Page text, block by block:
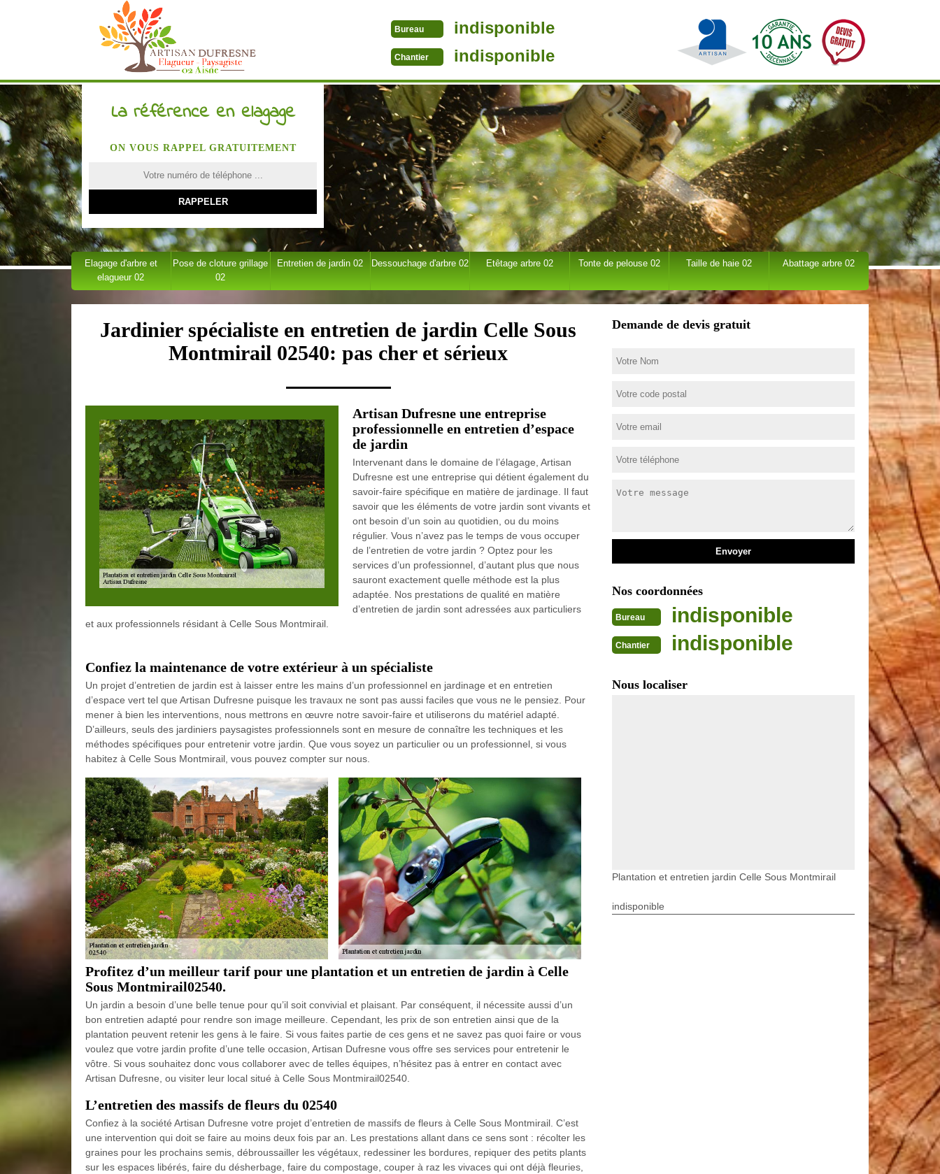
Bureau indisponible
Chantier indisponible
La référence en elagage
ON VOUS RAPPEL GRATUITEMENT
Elagage d'arbre et
elagueur 02
Pose de cloture grillage
02
Entretien de jardin 02 Dessouchage d'arbre 02 Etêtage arbre 02 Tonte de pelouse 02 Taille de haie 02 Abattage arbre 02
Jardinier spécialiste en entretien de jardin Celle Sous
Montmirail 02540: pas cher et sérieux
Artisan Dufresne une entreprise
professionnelle en entretien d’espace
de jardin
Intervenant dans le domaine de l’élagage, Artisan
Dufresne est une entreprise qui détient également du
savoir-faire spécifique en matière de jardinage. Il faut
savoir que les éléments de votre jardin sont vivants et
ont besoin d’un soin au quotidien, ou du moins
régulier. Vous n’avez pas le temps de vous occuper
de l’entretien de votre jardin ? Optez pour les
services d’un professionnel, d’autant plus que nous
sauront exactement quelle méthode est la plus
adaptée. Nos prestations de qualité en matière
d’entretien de jardin sont adressées aux particuliers
et aux professionnels résidant à Celle Sous Montmirail.
Confiez la maintenance de votre extérieur à un spécialiste
Un projet d’entretien de jardin est à laisser entre les mains d’un professionnel en jardinage et en entretien
d’espace vert tel que Artisan Dufresne puisque les travaux ne sont pas aussi faciles que vous ne le pensiez. Pour
mener à bien les interventions, nous mettrons en œuvre notre savoir-faire et utiliserons du matériel adapté.
D’ailleurs, seuls des jardiniers paysagistes professionnels sont en mesure de connaître les techniques et les
méthodes spécifiques pour entretenir votre jardin. Que vous soyez un particulier ou un professionnel, si vous
habitez à Celle Sous Montmirail, vous pouvez compter sur nous.
Profitez d’un meilleur tarif pour une plantation et un entretien de jardin à Celle
Sous Montmirail02540.
Un jardin a besoin d’une belle tenue pour qu’il soit convivial et plaisant. Par conséquent, il nécessite aussi d’un
bon entretien adapté pour rendre son image meilleure. Cependant, les prix de son entretien ainsi que de la
plantation peuvent retenir les gens à le faire. Si vous faites partie de ces gens et ne savez pas quoi faire or vous
voulez que votre jardin profite d’une telle occasion, Artisan Dufresne vous offre ses services pour entretenir le
vôtre. Si vous souhaitez donc vous collaborer avec de telles équipes, n’hésitez pas à entrer en contact avec
Artisan Dufresne, ou visiter leur local situé à Celle Sous Montmirail02540.
L’entretien des massifs de fleurs du 02540
Confiez à la société Artisan Dufresne votre projet d’entretien de massifs de fleurs à Celle Sous Montmirail. C’est
une intervention qui doit se faire au moins deux fois par an. Les prestations allant dans ce sens sont : récolter les
graines pour les prochains semis, débroussailler les végétaux, redessiner les bordures, repiquer des petits plants
sur les espaces libérés, faire du désherbage, faire du compostage, couper à raz les vivaces qui ont déjà fleuries,
Demande de devis gratuit
Nos coordonnées
Bureau indisponible
Chantier indisponible
Nous localiser
Plantation et entretien jardin Celle Sous Montmirail
indisponible